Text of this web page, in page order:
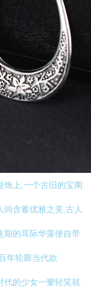
饰上,一个古旧的宝阁
含蓄优雅之美,古人
期的耳际华藻便自带
年轮廓当代款
代的少女一颦轻笑就